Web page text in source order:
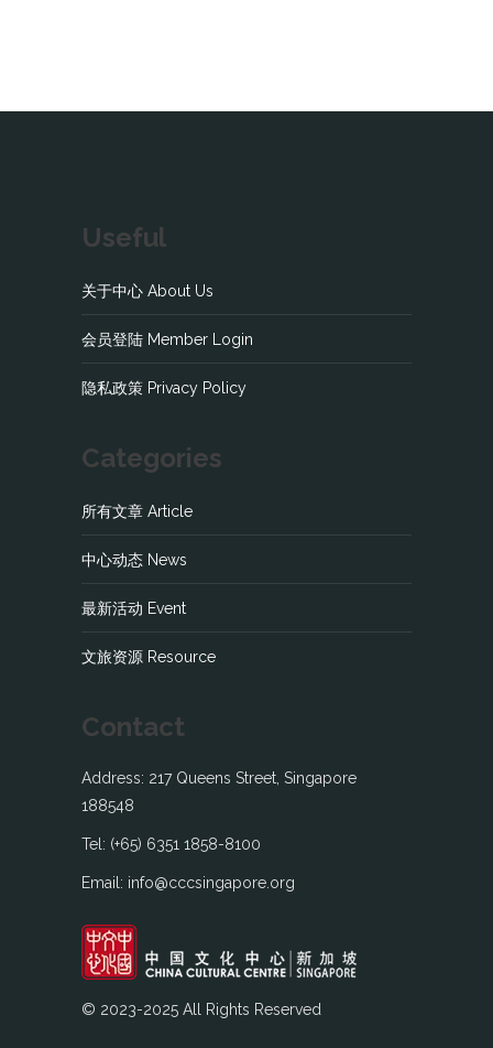
Useful
关于中心 About Us
会员登陆 Member Login
隐私政策 Privacy Policy
Categories
所有文章 Article
中心动态 News
最新活动 Event
文旅资源 Resource
Contact
Address: 217 Queens Street, Singapore
188548
Tel: (+65) 6351 1858-8100
Email: info@cccsingapore.org
© 2023-2025 All Rights Reserved